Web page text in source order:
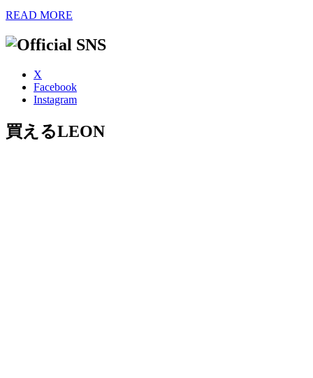
READ MORE
X
Facebook
Instagram
買えるLEON